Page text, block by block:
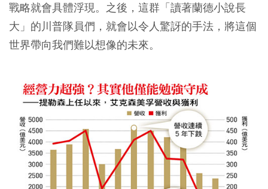
戰略就會具體浮現。之後，這群「讀著蘭德小說長
大」的川普隊員們，就會以令人驚訝的手法，將這個
世界帶向我們難以想像的未來。